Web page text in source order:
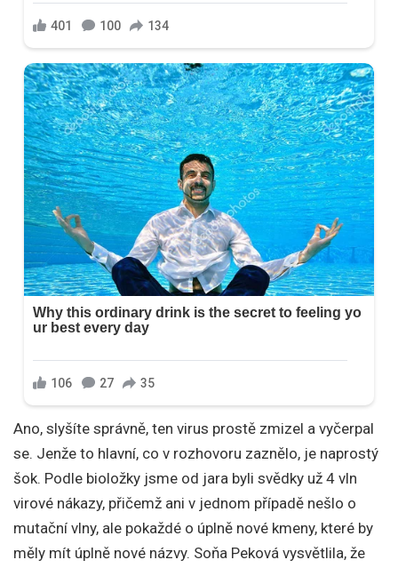
Ano, slyšíte správně, ten virus prostě zmizel a vyčerpal
se. Jenže to hlavní, co v rozhovoru zaznělo, je naprostý
šok. Podle bioložky jsme od jara byli svědky už 4 vln
virové nákazy, přičemž ani v jednom případě nešlo o
mutační vlny, ale pokaždé o úplně nové kmeny, které by
měly mít úplně nové názvy. Soňa Peková vysvětlila, že